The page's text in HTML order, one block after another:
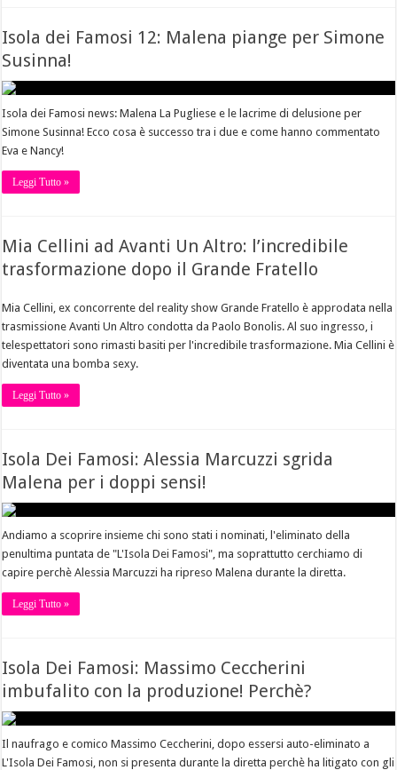
Isola dei Famosi 12: Malena piange per Simone
Susinna!
Isola dei Famosi news: Malena La Pugliese e le lacrime di delusione per
Simone Susinna! Ecco cosa è successo tra i due e come hanno commentato
Eva e Nancy!
Leggi Tutto »
Mia Cellini ad Avanti Un Altro: l’incredibile
trasformazione dopo il Grande Fratello
Mia Cellini, ex concorrente del reality show Grande Fratello è approdata nella
trasmissione Avanti Un Altro condotta da Paolo Bonolis. Al suo ingresso, i
telespettatori sono rimasti basiti per l'incredibile trasformazione. Mia Cellini è
diventata una bomba sexy.
Leggi Tutto »
Isola Dei Famosi: Alessia Marcuzzi sgrida
Malena per i doppi sensi!
Andiamo a scoprire insieme chi sono stati i nominati, l'eliminato della
penultima puntata de "L'Isola Dei Famosi", ma soprattutto cerchiamo di
capire perchè Alessia Marcuzzi ha ripreso Malena durante la diretta.
Leggi Tutto »
Isola Dei Famosi: Massimo Ceccherini
imbufalito con la produzione! Perchè?
Il naufrago e comico Massimo Ceccherini, dopo essersi auto-eliminato a
L'Isola Dei Famosi, non si presenta durante la diretta perchè ha litigato con gli